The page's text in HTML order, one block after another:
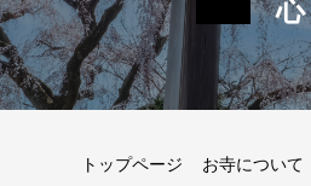
トップページ お寺について